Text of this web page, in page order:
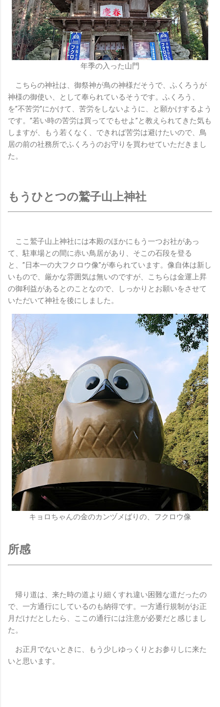
年季の入った山門
こちらの神社は、御祭神が鳥の神様だそうで、ふくろうが
神様の御使い、として奉られているそうです。ふくろう、
を”不苦労”にかけて、苦労をしないように、と願かけするよう
です。”若い時の苦労は買ってでもせよ”と教えられてきた気も
しますが、もう若くなく、できれば苦労は避けたいので、鳥
居の前の社務所でふくろうのお守りを買わせていただきまし
た。
もうひとつの鷲子山上神社
ここ鷲子山上神社には本殿のほかにもう一つお社があっ
て、駐車場との間に赤い鳥居があり、そこの石段を登る
と、”日本一の大フクロウ像”が奉られています。像自体は新し
いもので、厳かな雰囲気は無いのですが、こちらは金運上昇
の御利益があるとのことなので、しっかりとお願いをさせて
いただいて神社を後にしました。
キョロちゃんの金のカンヅメばりの、フクロウ像
所感
帰り道は、来た時の道より細くすれ違い困難な道だったの
で、一方通行にしているのも納得です。一方通行規制がお正
月だけだとしたら、ここの通行には注意が必要だと感じまし
た。
お正月でないときに、もう少しゆっくりとお参りしに来た
いと思います。